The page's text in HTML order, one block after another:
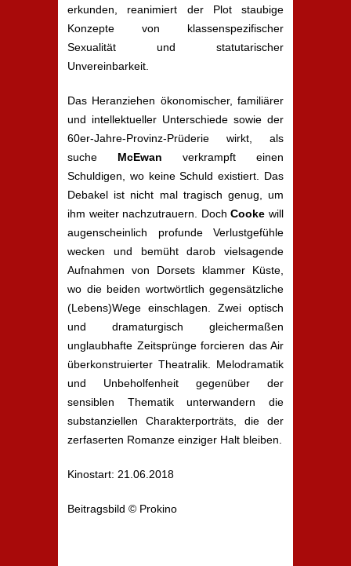
erkunden, reanimiert der Plot staubige
Konzepte von klassenspezifischer
Sexualität und statutarischer
Unvereinbarkeit.
Das Heranziehen ökonomischer, familiärer
und intellektueller Unterschiede sowie der
60er-Jahre-Provinz-Prüderie wirkt, als
suche McEwan verkrampft einen
Schuldigen, wo keine Schuld existiert. Das
Debakel ist nicht mal tragisch genug, um
ihm weiter nachzutrauern. DochCooke will
augenscheinlich profunde Verlustgefühle
wecken und bemüht darob vielsagende
Aufnahmen von Dorsets klammer Küste,
wo die beiden wortwörtlich gegensätzliche
(Lebens)Wege einschlagen. Zwei optisch
und dramaturgisch gleichermaßen
unglaubhafte Zeitsprünge forcieren das Air
überkonstruierter Theatralik. Melodramatik
und Unbeholfenheit gegenüber der
sensiblen Thematik unterwandern die
substanziellen Charakterporträts, die der
zerfaserten Romanze einziger Halt bleiben.
Kinostart: 21.06.2018
Beitragsbild © Prokino